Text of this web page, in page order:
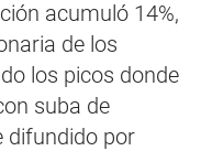
acumuló 14%,
de los
los picos donde
suba de
difundido por